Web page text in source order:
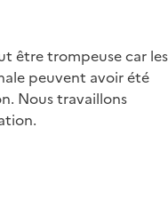
être trompeuse car les
peuvent avoir été
Nous travaillons